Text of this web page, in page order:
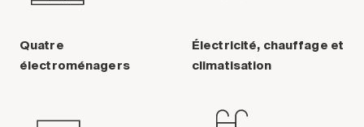
Quatre
électroménagers
Électricité, chauffage et
climatisation